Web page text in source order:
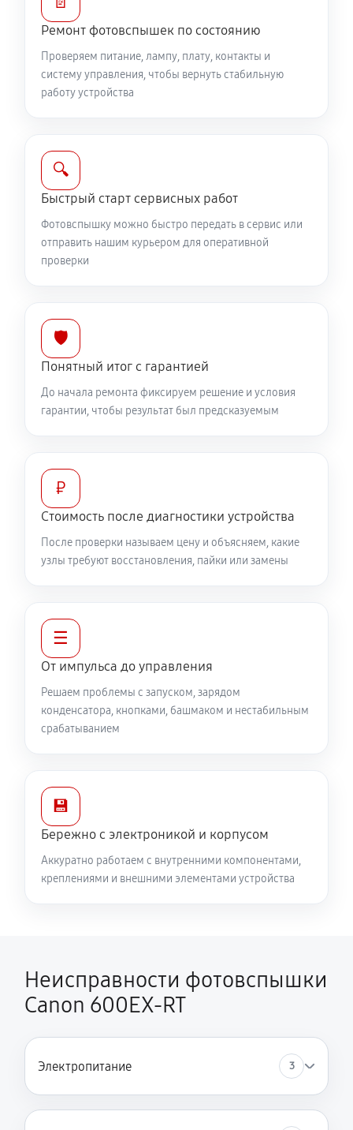
Ремонт фотовспышек по состоянию
Проверяем питание, лампу, плату, контакты и
систему управления, чтобы вернуть стабильную
работу устройства
🔍
Быстрый старт сервисных работ
Фотовспышку можно быстро передать в сервис или
отправить нашим курьером для оперативной
проверки
🛡️
Понятный итог с гарантией
До начала ремонта фиксируем решение и условия
гарантии, чтобы результат был предсказуемым
₽
Стоимость после диагностики устройства
После проверки называем цену и объясняем, какие
узлы требуют восстановления, пайки или замены
☰
От импульса до управления
Решаем проблемы с запуском, зарядом
конденсатора, кнопками, башмаком и нестабильным
срабатыванием
💾
Бережно с электроникой и корпусом
Аккуратно работаем с внутренними компонентами,
креплениями и внешними элементами устройства
Неисправности фотовспышки
Canon 600EX-RT
Электропитание 3